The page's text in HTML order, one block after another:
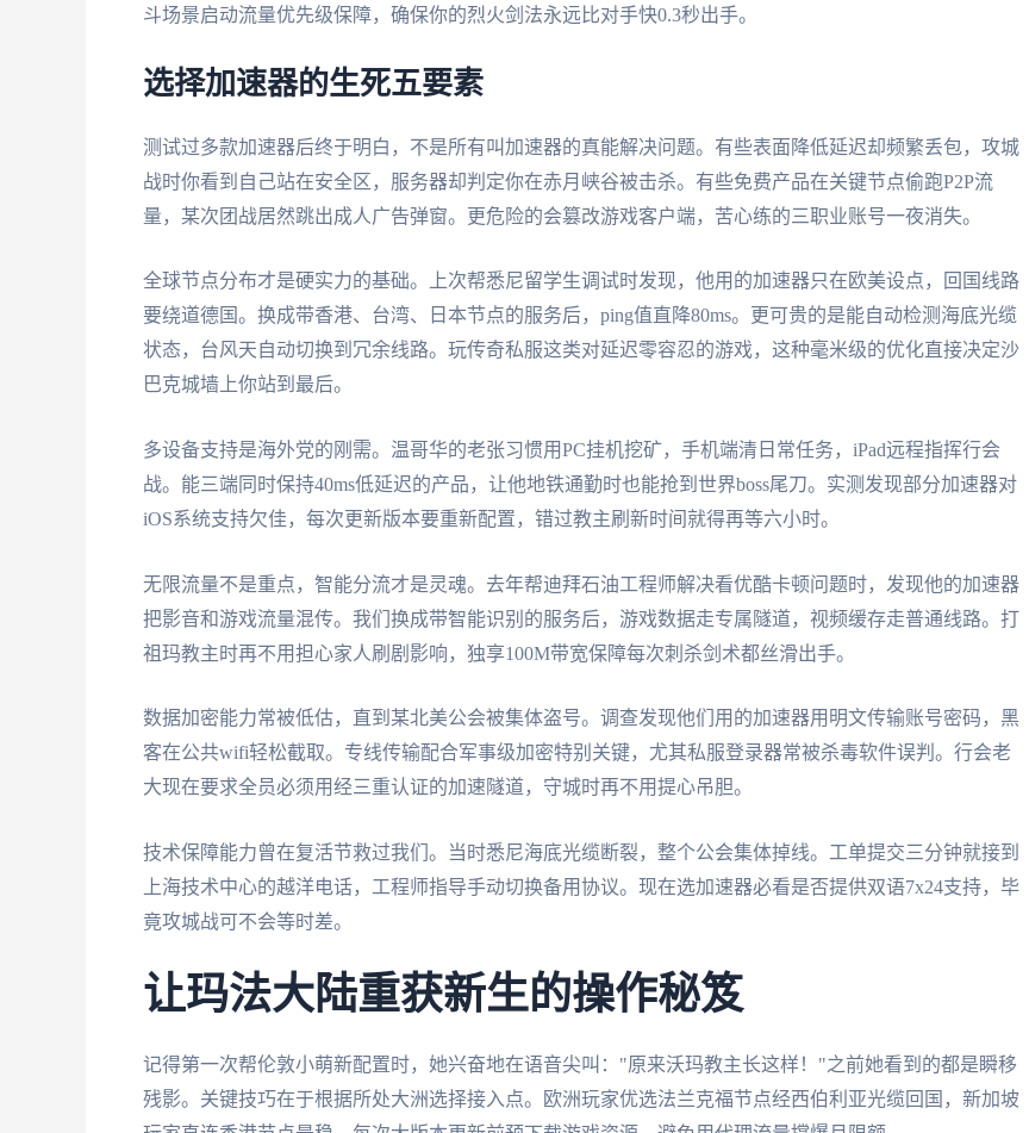
斗场景启动流量优先级保障，确保你的烈火剑法永远比对手快0.3秒出手。
选择加速器的生死五要素
测试过多款加速器后终于明白，不是所有叫加速器的真能解决问题。有些表面降低延迟却频繁丢包，攻城
战时你看到自己站在安全区，服务器却判定你在赤月峡谷被击杀。有些免费产品在关键节点偷跑P2P流
量，某次团战居然跳出成人广告弹窗。更危险的会篡改游戏客户端，苦心练的三职业账号一夜消失。
全球节点分布才是硬实力的基础。上次帮悉尼留学生调试时发现，他用的加速器只在欧美设点，回国线路
要绕道德国。换成带香港、台湾、日本节点的服务后，ping值直降80ms。更可贵的是能自动检测海底光缆
状态，台风天自动切换到冗余线路。玩传奇私服这类对延迟零容忍的游戏，这种毫米级的优化直接决定沙
巴克城墙上你站到最后。
多设备支持是海外党的刚需。温哥华的老张习惯用PC挂机挖矿，手机端清日常任务，iPad远程指挥行会
战。能三端同时保持40ms低延迟的产品，让他地铁通勤时也能抢到世界boss尾刀。实测发现部分加速器对
iOS系统支持欠佳，每次更新版本要重新配置，错过教主刷新时间就得再等六小时。
无限流量不是重点，智能分流才是灵魂。去年帮迪拜石油工程师解决看优酷卡顿问题时，发现他的加速器
把影音和游戏流量混传。我们换成带智能识别的服务后，游戏数据走专属隧道，视频缓存走普通线路。打
祖玛教主时再不用担心家人刷剧影响，独享100M带宽保障每次刺杀剑术都丝滑出手。
数据加密能力常被低估，直到某北美公会被集体盗号。调查发现他们用的加速器用明文传输账号密码，黑
客在公共wifi轻松截取。专线传输配合军事级加密特别关键，尤其私服登录器常被杀毒软件误判。行会老
大现在要求全员必须用经三重认证的加速隧道，守城时再不用提心吊胆。
技术保障能力曾在复活节救过我们。当时悉尼海底光缆断裂，整个公会集体掉线。工单提交三分钟就接到
上海技术中心的越洋电话，工程师指导手动切换备用协议。现在选加速器必看是否提供双语7x24支持，毕
竟攻城战可不会等时差。
让玛法大陆重获新生的操作秘笈
记得第一次帮伦敦小萌新配置时，她兴奋地在语音尖叫："原来沃玛教主长这样！"之前她看到的都是瞬移
残影。关键技巧在于根据所处大洲选择接入点。欧洲玩家优选法兰克福节点经西伯利亚光缆回国，新加坡